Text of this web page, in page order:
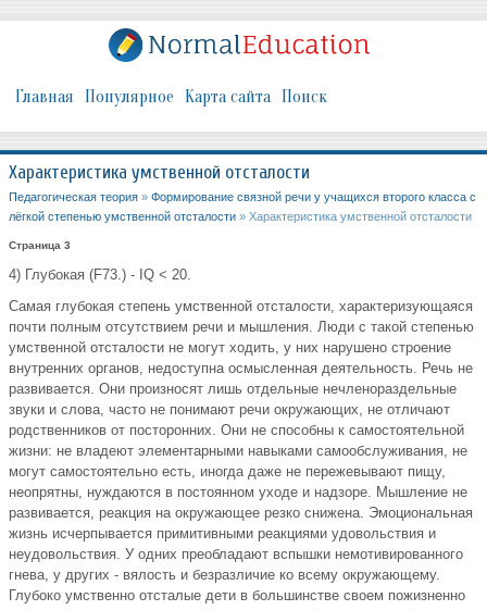
Главная Популярное Карта сайта Поиск
Характеристика умственной отсталости
Педагогическая теория » Формирование связной речи у учащихся второго класса с
лёгкой степенью умственной отсталости » Характеристика умственной отсталости
Страница 3
4) Глубокая (F73.) - IQ < 20.
Самая глубокая степень умственной отсталости, характеризующаяся
почти полным отсутствием речи и мышления. Люди с такой степенью
умственной отсталости не могут ходить, у них нарушено строение
внутренних органов, недоступна осмысленная деятельность. Речь не
развивается. Они произносят лишь отдельные нечленораздельные
звуки и слова, часто не понимают речи окружающих, не отличают
родственников от посторонних. Они не способны к самостоятельной
жизни: не владеют элементарными навыками самообслуживания, не
могут самостоятельно есть, иногда даже не пережевывают пищу,
неопрятны, нуждаются в постоянном уходе и надзоре. Мышление не
развивается, реакция на окружающее резко снижена. Эмоциональная
жизнь исчерпывается примитивными реакциями удовольствия и
неудовольствия. У одних преобладают вспышки немотивированного
гнева, у других - вялость и безразличие ко всему окружающему.
Глубоко умственно отсталые дети в большинстве своем пожизненно